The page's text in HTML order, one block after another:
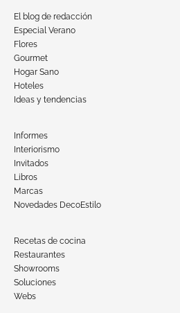
El blog de redacción
Especial Verano
Flores
Gourmet
Hogar Sano
Hoteles
Ideas y tendencias
Informes
Interiorismo
Invitados
Libros
Marcas
Novedades DecoEstilo
Recetas de cocina
Restaurantes
Showrooms
Soluciones
Webs